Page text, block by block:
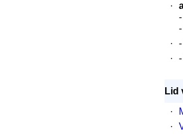
·
·
·
Lid
·
·